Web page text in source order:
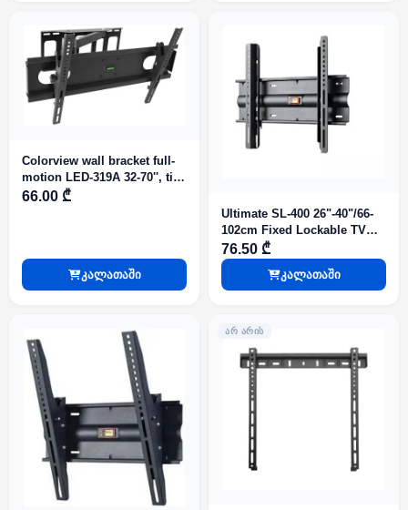
Colorview wall bracket full-
motion LED-319A 32-70'', tilt:
+/-15°, swivel 180°, wall
66.00 ₾
კალათაში
Ultimate SL-400 26"-40"/66-
102cm Fixed Lockable TV
Bracket 35kg 3.5mm(wall
distance) VESA 200/400
76.50 ₾
კალათაში
ᲐᲠ ᲐᲠᲘᲡ